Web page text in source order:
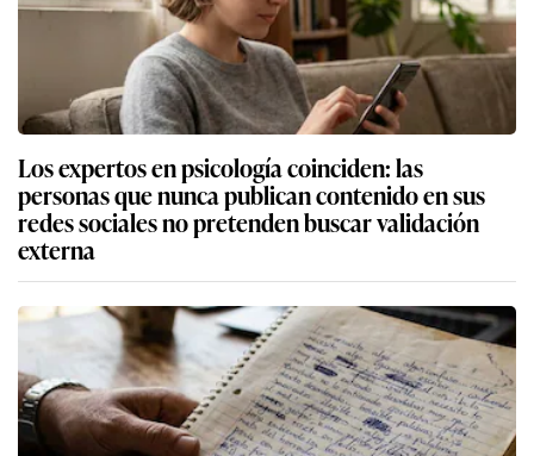
Los expertos en psicología coinciden: las
personas que nunca publican contenido en sus
redes sociales no pretenden buscar validación
externa